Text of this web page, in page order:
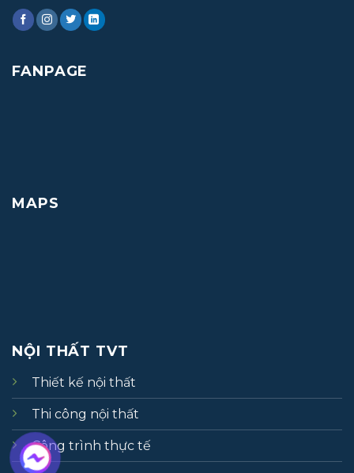
NỘI THẤT TVT
Thiết kế nội thất
Thi công nội thất
Công trình thực tế
FANPAGE
MAPS